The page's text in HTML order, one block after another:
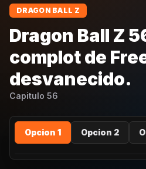
DRAGON BALL Z
Dragon Ball Z
complot de
desvanecido.
Capitulo 56
Opcion 1 Opcion 2